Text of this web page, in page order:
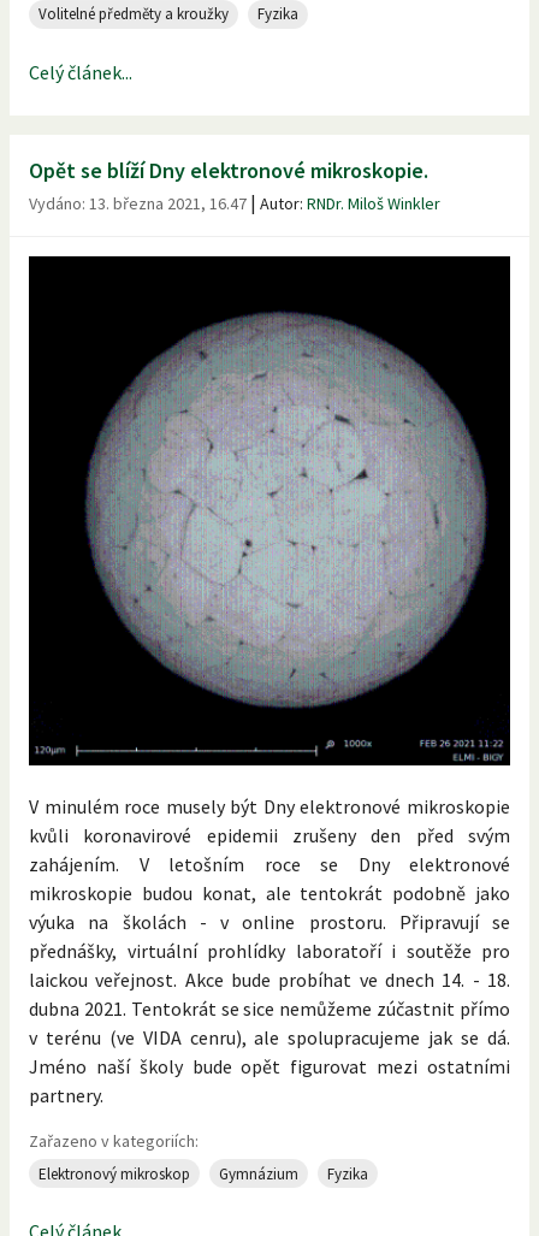
Volitelné předměty a kroužky
Fyzika
Celý článek...
Opět se blíží Dny elektronové mikroskopie.
Vydáno: 13. března 2021, 16.47 | Autor: RNDr. Miloš Winkler
V minulém roce musely být Dny elektronové mikroskopie
kvůli koronavirové epidemii zrušeny den před svým
zahájením. V letošním roce se Dny elektronové
mikroskopie budou konat, ale tentokrát podobně jako
výuka na školách - v online prostoru. Připravují se
přednášky, virtuální prohlídky laboratoří i soutěže pro
laickou veřejnost. Akce bude probíhat ve dnech 14. - 18.
dubna 2021. Tentokrát se sice nemůžeme zúčastnit přímo
v terénu (ve VIDA cenru), ale spolupracujeme jak se dá.
Jméno naší školy bude opět figurovat mezi ostatními
partnery.
Zařazeno v kategoriích:
Elektronový mikroskop Gymnázium Fyzika